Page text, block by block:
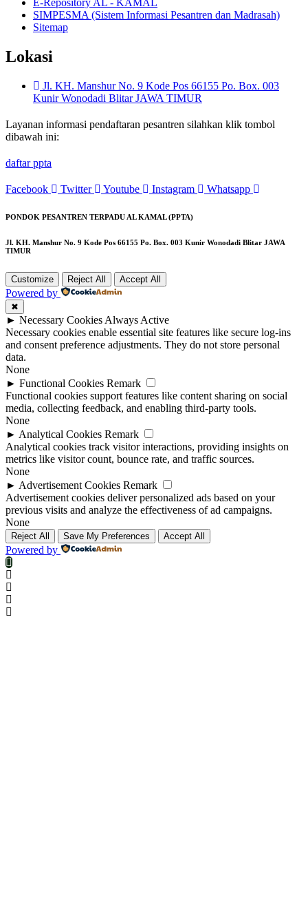
E-Repository AL - KAMAL
SIMPESMA (Sistem Informasi Pesantren dan Madrasah)
Sitemap
Lokasi
Jl. KH. Manshur No. 9 Kode Pos 66155 Po. Box. 003
Kunir Wonodadi Blitar JAWA TIMUR
Layanan informasi pendaftaran pesantren silahkan klik tombol
dibawah ini:
daftar ppta
Facebook Twitter Youtube Instagram Whatsapp
PONDOK PESANTREN TERPADU AL KAMAL (PPTA)
Jl. KH. Manshur No. 9 Kode Pos 66155 Po. Box. 003 Kunir Wonodadi Blitar JAWA
TIMUR
Customize Reject All Accept All
Powered by
✖
► Necessary Cookies Always Active
Necessary cookies enable essential site features like secure log-ins
and consent preference adjustments. They do not store personal
data.
None
► Functional Cookies Remark
Functional cookies support features like content sharing on social
media, collecting feedback, and enabling third-party tools.
None
► Analytical Cookies Remark
Analytical cookies track visitor interactions, providing insights on
metrics like visitor count, bounce rate, and traffic sources.
None
► Advertisement Cookies Remark
Advertisement cookies deliver personalized ads based on your
previous visits and analyze the effectiveness of ad campaigns.
None
Reject All Save My Preferences Accept All
Powered by